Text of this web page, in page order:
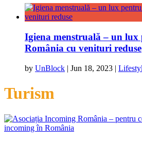
Igiena menstruală – un lux
România cu venituri reduse
by UnBlock | Jun 18, 2023 |
Turism